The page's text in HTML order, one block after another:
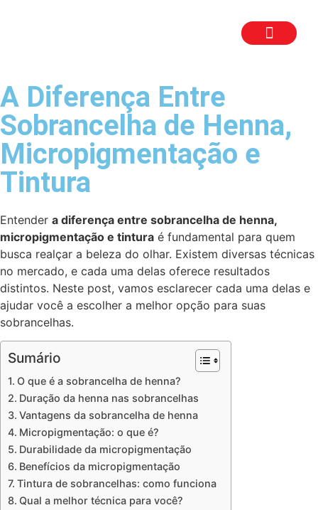
A Diferença Entre
Sobrancelha de Henna,
Micropigmentação e
Tintura
Entender a diferença entre sobrancelha de henna,
micropigmentação e tintura é fundamental para quem
busca realçar a beleza do olhar. Existem diversas técnicas
no mercado, e cada uma delas oferece resultados
distintos. Neste post, vamos esclarecer cada uma delas e
ajudar você a escolher a melhor opção para suas
sobrancelhas.
Sumário
O que é a sobrancelha de henna?
Duração da henna nas sobrancelhas
Vantagens da sobrancelha de henna
Micropigmentação: o que é?
Durabilidade da micropigmentação
Benefícios da micropigmentação
Tintura de sobrancelhas: como funciona
Qual a melhor técnica para você?